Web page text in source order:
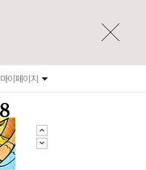
마이페이지